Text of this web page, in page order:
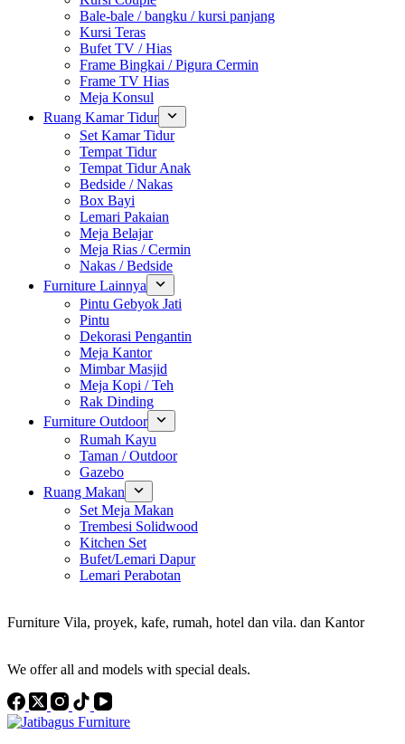
Bale-bale / bangku / kursi panjang
Kursi Teras
Bufet TV / Hias
Frame Bingkai / Pigura Cermin
Frame TV Hias
Meja Konsul
Ruang Kamar Tidur
Set Kamar Tidur
Tempat Tidur
Tempat Tidur Anak
Bedside / Nakas
Box Bayi
Lemari Pakaian
Meja Belajar
Meja Rias / Cermin
Nakas / Bedside
Furniture Lainnya
Pintu Gebyok Jati
Pintu
Dekorasi Pengantin
Meja Kantor
Mimbar Masjid
Meja Kopi / Teh
Rak Dinding
Furniture Outdoor
Rumah Kayu
Taman / Outdoor
Gazebo
Ruang Makan
Set Meja Makan
Trembesi Solidwood
Kitchen Set
Bufet/Lemari Dapur
Lemari Perabotan
Furniture Vila, proyek, kafe, rumah, hotel dan vila. dan Kantor
We offer all and models with special deals.